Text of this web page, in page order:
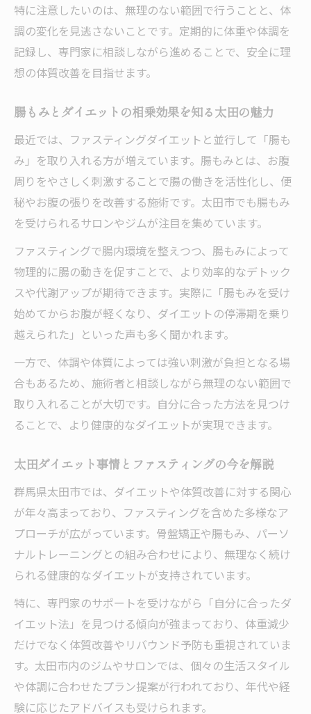
夫
腸もみ併用で毎日できる太田のダイエット
習慣
ダイエット習慣化のコツを太田式でマスタ
ー
一歩
特に注意したいのは、無理のない範囲で行うことと、体
調の変化を見逃さないことです。定期的に体重や体調を
記録し、専門家に相談しながら進めることで、安全に理
想の体質改善を目指せます。
腸もみとダイエットの相乗効果を知る太田の魅力
最近では、ファスティングダイエットと並行して「腸も
み」を取り入れる方が増えています。腸もみとは、お腹
周りをやさしく刺激することで腸の働きを活性化し、便
秘やお腹の張りを改善する施術です。太田市でも腸もみ
を受けられるサロンやジムが注目を集めています。
ファスティングで腸内環境を整えつつ、腸もみによって
物理的に腸の動きを促すことで、より効率的なデトック
スや代謝アップが期待できます。実際に「腸もみを受け
始めてからお腹が軽くなり、ダイエットの停滞期を乗り
越えられた」といった声も多く聞かれます。
一方で、体調や体質によっては強い刺激が負担となる場
合もあるため、施術者と相談しながら無理のない範囲で
取り入れることが大切です。自分に合った方法を見つけ
ることで、より健康的なダイエットが実現できます。
太田ダイエット事情とファスティングの今を解説
群馬県太田市では、ダイエットや体質改善に対する関心
が年々高まっており、ファスティングを含めた多様なア
プローチが広がっています。骨盤矯正や腸もみ、パーソ
ナルトレーニングとの組み合わせにより、無理なく続け
られる健康的なダイエットが支持されています。
特に、専門家のサポートを受けながら「自分に合ったダ
イエット法」を見つける傾向が強まっており、体重減少
だけでなく体質改善やリバウンド予防も重視されていま
す。太田市内のジムやサロンでは、個々の生活スタイル
や体調に合わせたプラン提案が行われており、年代や経
験に応じたアドバイスも受けられます。